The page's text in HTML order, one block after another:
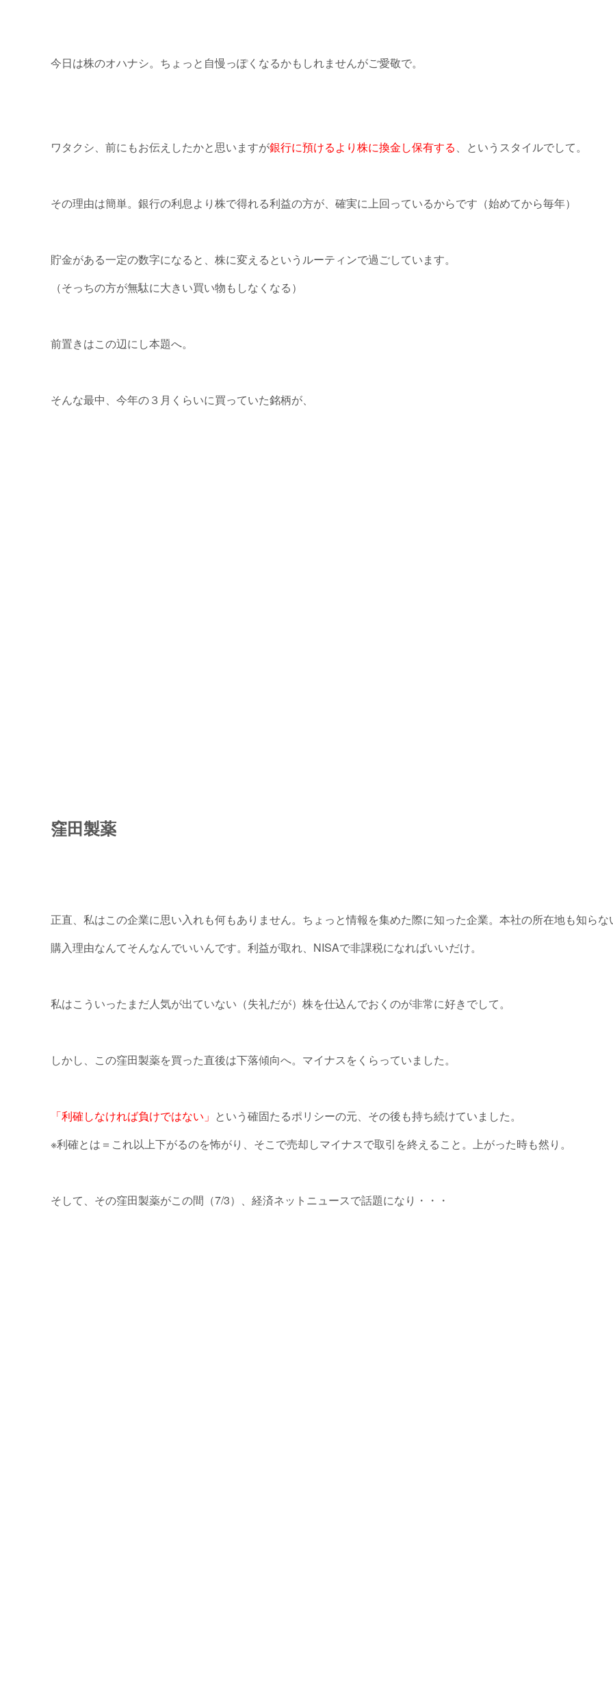
今日は株のオハナシ。ちょっと自慢っぽくなるかもしれませんがご愛敬で。
ワタクシ、前にもお伝えしたかと思いますが銀行に預けるより株に換金し保有する、というスタイルでして。
その理由は簡単。銀行の利息より株で得れる利益の方が、確実に上回っているからです（始めてから毎年）
貯金がある一定の数字になると、株に変えるというルーティンで過ごしています。
（そっちの方が無駄に大きい買い物もしなくなる）
前置きはこの辺にし本題へ。
そんな最中、今年の３月くらいに買っていた銘柄が、
窪田製薬
正直、私はこの企業に思い入れも何もありません。ちょっと情報を集めた際に知った企業。本社の所在地も知らな
購入理由なんてそんなんでいいんです。利益が取れ、NISAで非課税になればいいだけ。
私はこういったまだ人気が出ていない（失礼だが）株を仕込んでおくのが非常に好きでして。
しかし、この窪田製薬を買った直後は下落傾向へ。マイナスをくらっていました。
「利確しなければ負けではない」 という確固たるポリシーの元、その後も持ち続けていました。
※利確とは＝これ以上下がるのを怖がり、そこで売却しマイナスで取引を終えること。上がった時も然り。
そして、その窪田製薬がこの間（7/3）、経済ネットニュースで話題になり・・・